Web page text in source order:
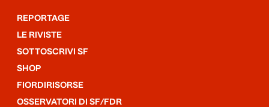
REPORTAGE
LE RIVISTE
SOTTOSCRIVI SF
SHOP
FIORDIRISORSE
OSSERVATORI DI SF/FDR